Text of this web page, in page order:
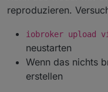
reproduzieren.
iobroker upload
neustarten
Wenn das nichts
erstellen